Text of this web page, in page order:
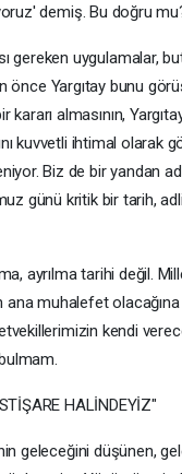
demiş. Bu doğru
uygulamalar,
önce Yargıtay bunu
almasının,
kuvvetli ihtimal
Biz de bir yandan
günü kritik bir tarih,
ayrılma tarihi değil.
muhalefet
kendi
HALİNDEYİZ"
geleceğini düşünen,